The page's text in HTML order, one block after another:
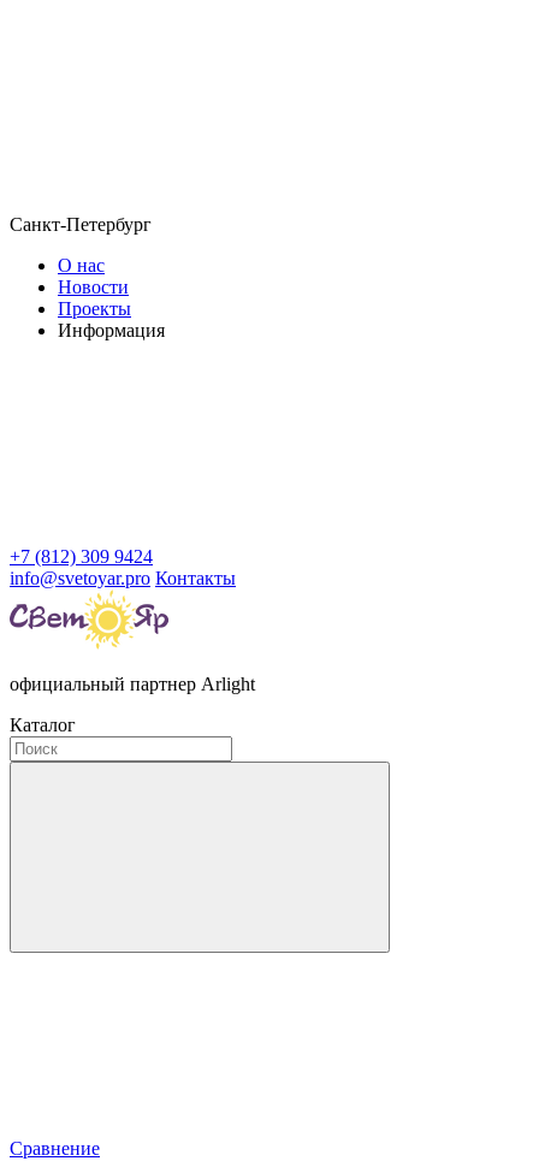
Санкт-Петербург
О нас
Новости
Проекты
Информация
+7 (812) 309 9424
info@svetoyar.pro Контакты
официальный партнер Arlight
Каталог
Сравнение